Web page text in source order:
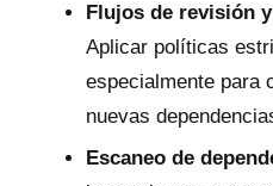
Flujos de revisión
Aplicar políticas
especialmente para
nuevas
Escaneo de